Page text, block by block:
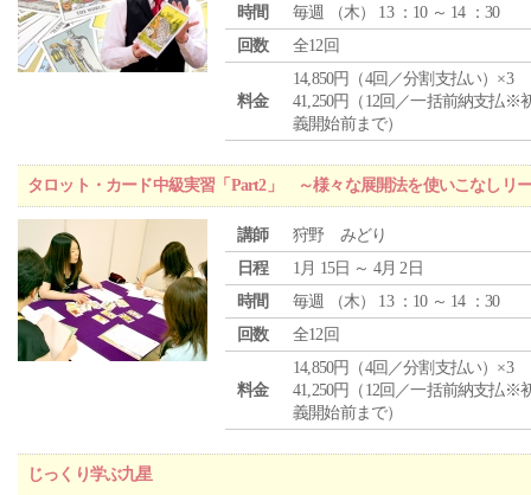
時間 毎週 （木） 13 ：10 ～ 14 ：30
回数
全12回
料金
14,850円（4回／分割支払い）×3
41,250円（12回／一括前納支払※
義開始前まで）
タロット・カード中級実習「Part2」 ～様々な展開法を使いこなしリ
講師
狩野 みどり
日程
1月 15日 ～ 4月 2日
時間
毎週 （木） 13 ：10 ～ 14 ：30
回数
全12回
料金
14,850円（4回／分割支払い）×3
41,250円（12回／一括前納支払※
義開始前まで）
じっくり学ぶ九星